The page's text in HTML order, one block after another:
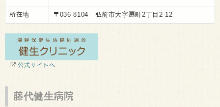
所在地 〒036-8104 弘前市大字扇町2丁目2-12
公式サイトへ
藤代健生病院